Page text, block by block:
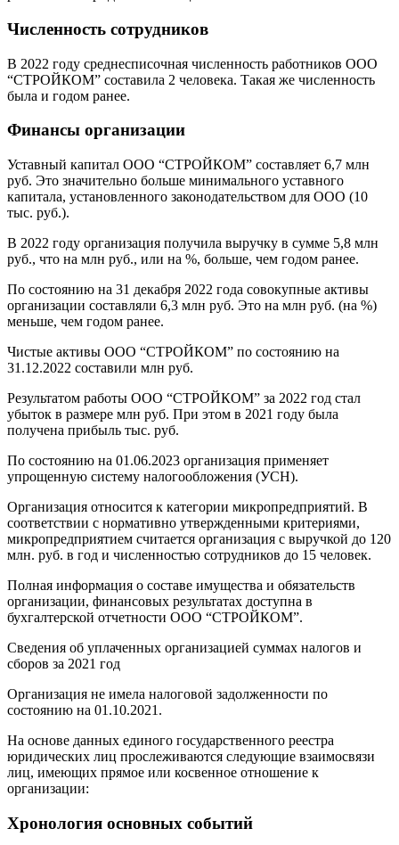
Численность сотрудников
В 2022 году среднесписочная численность работников ООО
“СТРОЙКОМ” составила 2 человека. Такая же численность
была и годом ранее.
Финансы организации
Уставный капитал ООО “СТРОЙКОМ” составляет 6,7 млн
руб. Это значительно больше минимального уставного
капитала, установленного законодательством для ООО (10
тыс. руб.).
В 2022 году организация получила выручку в сумме 5,8 млн
руб., что на млн руб., или на %, больше, чем годом ранее.
По состоянию на 31 декабря 2022 года совокупные активы
организации составляли 6,3 млн руб. Это на млн руб. (на %)
меньше, чем годом ранее.
Чистые активы ООО “СТРОЙКОМ” по состоянию на
31.12.2022 составили млн руб.
Результатом работы ООО “СТРОЙКОМ” за 2022 год стал
убыток в размере млн руб. При этом в 2021 году была
получена прибыль тыс. руб.
По состоянию на 01.06.2023 организация применяет
упрощенную систему налогообложения (УСН).
Организация относится к категории микропредприятий. В
соответствии с нормативно утвержденными критериями,
микропредприятием считается организация с выручкой до 120
млн. руб. в год и численностью сотрудников до 15 человек.
Полная информация о составе имущества и обязательств
организации, финансовых результатах доступна в
бухгалтерской отчетности ООО “СТРОЙКОМ”.
Сведения об уплаченных организацией суммах налогов и
сборов за 2021 год
Организация не имела налоговой задолженности по
состоянию на 01.10.2021.
На основе данных единого государственного реестра
юридических лиц прослеживаются следующие взаимосвязи
лиц, имеющих прямое или косвенное отношение к
организации:
Хронология основных событий